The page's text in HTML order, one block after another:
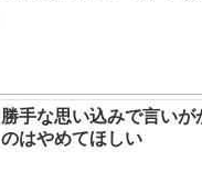
勝手な思い込みで言いが
のはやめてほしい